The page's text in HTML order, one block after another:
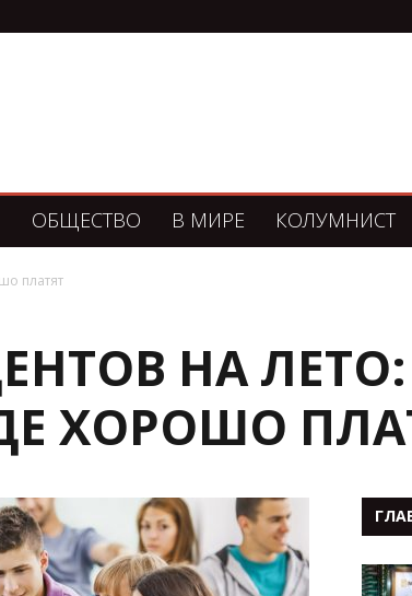
ОБЩЕСТВО В МИРЕ КОЛУМНИСТ
платят
НА
ХОРОШО